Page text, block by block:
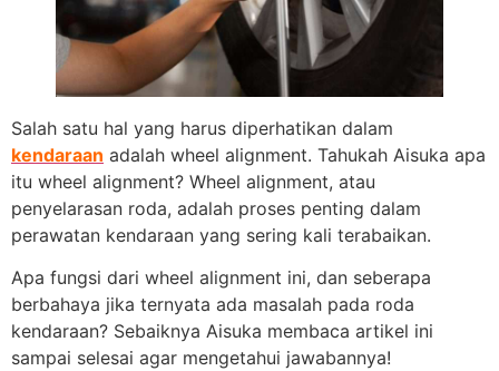
Salah satu hal yang harus diperhatikan dalam
kendaraan adalah wheel alignment. Tahukah Aisuka apa
itu wheel alignment? Wheel alignment, atau
penyelarasan roda, adalah proses penting dalam
perawatan kendaraan yang sering kali terabaikan.
Apa fungsi dari wheel alignment ini, dan seberapa
berbahaya jika ternyata ada masalah pada roda
kendaraan? Sebaiknya Aisuka membaca artikel ini
sampai selesai agar mengetahui jawabannya!